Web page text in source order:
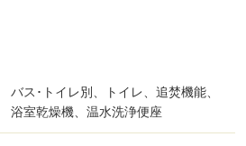
バス･トイレ別、トイレ、追焚機能、
浴室乾燥機、温水洗浄便座